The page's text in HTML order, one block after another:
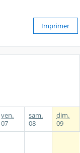
Imprimer
ven.
07
sam.
08
dim.
09